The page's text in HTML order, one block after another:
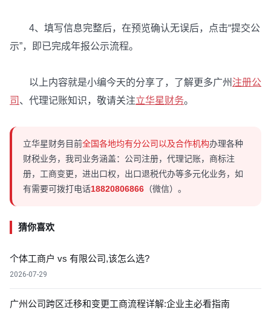
4、填写信息完整后，在预览确认无误后，点击“提交公
示”，即已完成年报公示流程。
以上内容就是小编今天的分享了，了解更多广州 注册公
司 、代理记账知识，敬请关注立华星财务。
立华星财务目前全国各地均有分公司以及合作机构办理各种
财税业务，我司业务涵盖：公司注册，代理记账，商标注
册，工商变更，进出口权，出口退税代办等多元化业务，如
有需要可拨打电话18820806866 （微信）。
猜你喜欢
个体工商户 vs 有限公司,该怎么选?
2026-07-29
广州公司跨区迁移和变更工商流程详解:企业主必看指南